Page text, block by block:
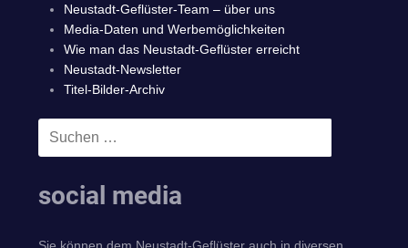
Neustadt-Geflüster-Team – über uns
Media-Daten und Werbemöglichkeiten
Wie man das Neustadt-Geflüster erreicht
Neustadt-Newsletter
Titel-Bilder-Archiv
Suchen
social media